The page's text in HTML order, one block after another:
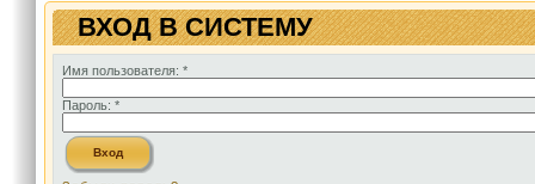
ВХОД В СИСТЕМУ
Имя пользователя: *
Пароль: *